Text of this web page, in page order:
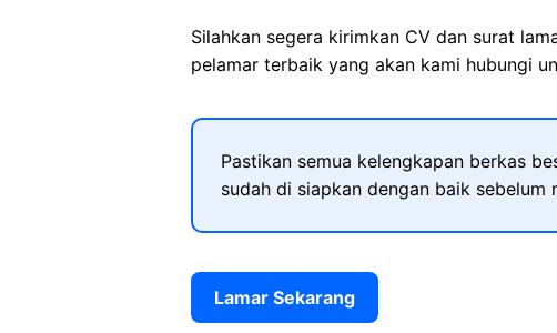
Silahkan segera kirimkan CV dan surat
pelamar terbaik yang akan kami hubungi
Pastikan semua kelengkapan berkas
sudah di siapkan dengan baik
Lamar Sekarang